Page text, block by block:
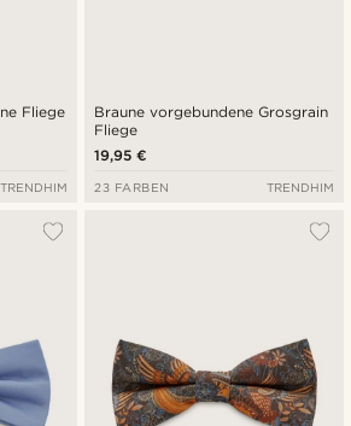
Fliege
TRENDHIM
Braune vorgebundene Grosgrain
Fliege
19,95 €
23 FARBEN TRENDHIM